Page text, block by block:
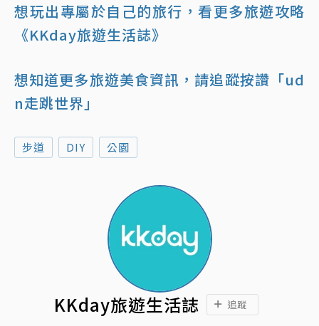
想玩出專屬於自己的旅行，看更多旅遊攻略
《KKday旅遊生活誌》
想知道更多旅遊美食資訊，請追蹤按讚「ud
n走跳世界」
步道 DIY 公園
KKday旅遊生活誌 追蹤